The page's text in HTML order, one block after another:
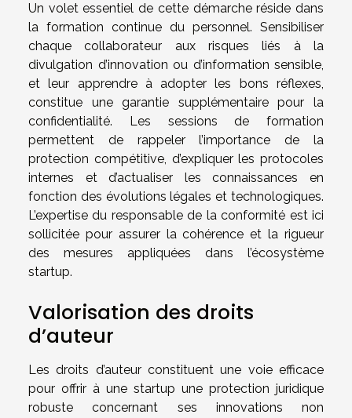
Un volet essentiel de cette démarche réside dans
la formation continue du personnel. Sensibiliser
chaque collaborateur aux risques liés à la
divulgation d’innovation ou d’information sensible,
et leur apprendre à adopter les bons réflexes,
constitue une garantie supplémentaire pour la
confidentialité. Les sessions de formation
permettent de rappeler l’importance de la
protection compétitive, d’expliquer les protocoles
internes et d’actualiser les connaissances en
fonction des évolutions légales et technologiques.
L’expertise du responsable de la conformité est ici
sollicitée pour assurer la cohérence et la rigueur
des mesures appliquées dans l’écosystème
startup.
Valorisation des droits
d’auteur
Les droits d’auteur constituent une voie efficace
pour offrir à une startup une protection juridique
robuste concernant ses innovations non